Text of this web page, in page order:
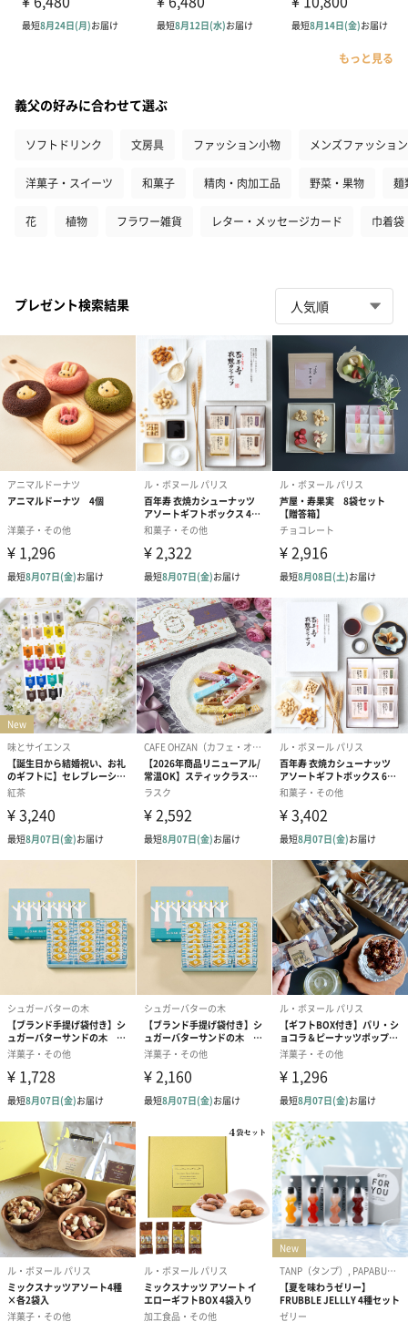
もっと見る
義父の好みに合わせて選ぶ
ソフトドリンク 文房具 ファッション小物 メンズファッション
洋菓子・スイーツ 和菓子 精肉・肉加工品 野菜・果物 麺
花 植物 フラワー雑貨 レター・メッセージカード 巾着袋
プレゼント検索結果